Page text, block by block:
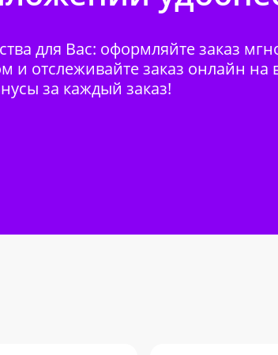
для Вас: оформляйте заказ
и отслеживайте заказ онлайн на
за каждый заказ!